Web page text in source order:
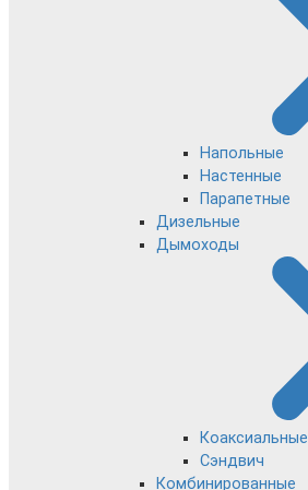
Напольные
Настенные
Парапетные
Дизельные
Дымоходы
Коаксиальные
Сэндвич
Комбинированные